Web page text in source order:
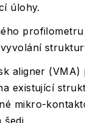
úlohy.
aligner (VMA)
existující
mikro-
šedi.